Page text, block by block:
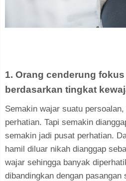
1. Orang cenderung
berdasarkan tingkat
Semakin wajar suatu
perhatian. Tapi semakin
semakin jadi pusat perhatian.
hamil diluar nikah dianggap
wajar sehingga banyak
dibandingkan dengan